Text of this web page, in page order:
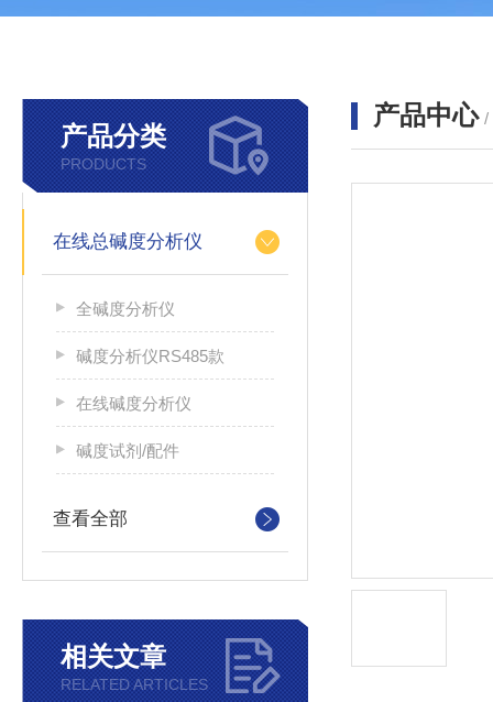
产品分类
PRODUCTS
在线总碱度分析仪
全碱度分析仪
碱度分析仪RS485款
在线碱度分析仪
碱度试剂/配件
查看全部
相关文章
RELATED ARTICLES
产品中心 /